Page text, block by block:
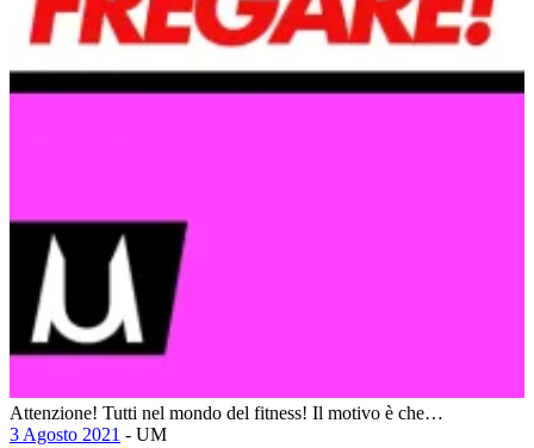
Attenzione! Tutti nel mondo del fitness! Il motivo è che…
3 Agosto 2021 - UM